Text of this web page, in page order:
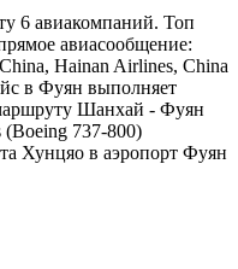
6 авиакомпаний. Топ
авиасообщение:
Hainan Airlines, China
в Фуян выполняет
Шанхай - Фуян
737-800)
Хунцяо в аэропорт Фуян